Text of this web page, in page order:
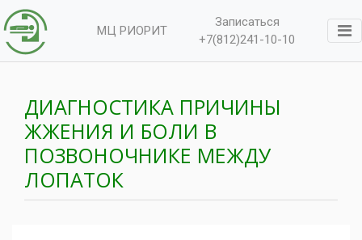
МЦ РИОРИТ
Записаться
+7(812)241-10-10
ДИАГНОСТИКА ПРИЧИНЫ
ЖЖЕНИЯ И БОЛИ В
ПОЗВОНОЧНИКЕ МЕЖДУ
ЛОПАТОК